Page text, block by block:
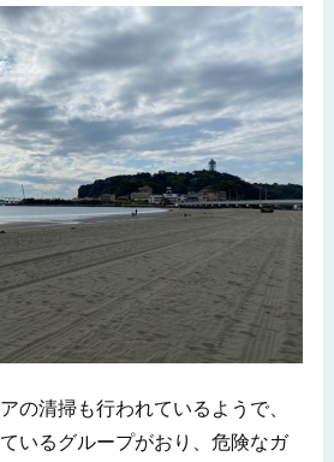
の清掃も行われているようで、
いるグループがおり、危険なガ